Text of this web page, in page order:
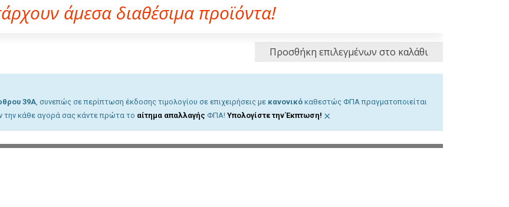
άμεσα διαθέσιμα προϊόντα!
Προσθήκη επιλεγμένων στο καλάθι
39A, συνεπώς σε περίπτωση έκδοσης τιμολογίου σε επιχειρήσεις με κανονικό καθεστώς ΦΠΑ πραγματοποιείται
την κάθε αγορά σας κάντε πρώτα το αίτημα απαλλαγής ΦΠΑ! Υπολογίστε την Έκπτωση! ×